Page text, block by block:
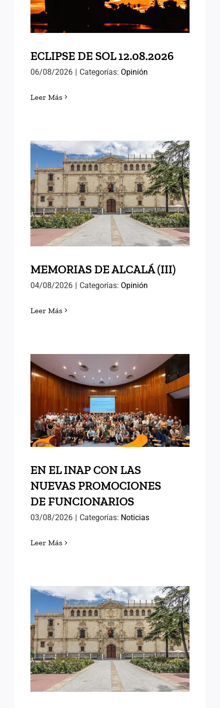
ECLIPSE DE SOL 12.08.2026
06/08/2026 | Categorías: Opinión
Leer Más
MEMORIAS DE ALCALÁ
(III)
MEMORIAS DE ALCALÁ (III)
04/08/2026 | Categorías: Opinión
Leer Más
EN EL INAP CON LAS
NUEVAS PROMOCIONES
DE FUNCIONARIOS
EN EL INAP CON LAS
NUEVAS PROMOCIONES
DE FUNCIONARIOS
03/08/2026 | Categorías: Noticias
Leer Más
MEMORIAS DE ALCALÁ (II)